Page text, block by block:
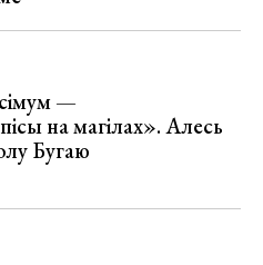
—
на магілах». Алесь
Бугаю